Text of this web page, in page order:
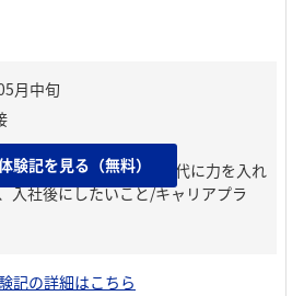
弱み、ガクチカ（学生時代に力を入れ
入社後にしたいこと/キャリアプラ
験記を見る（無料）
記の詳細はこちら